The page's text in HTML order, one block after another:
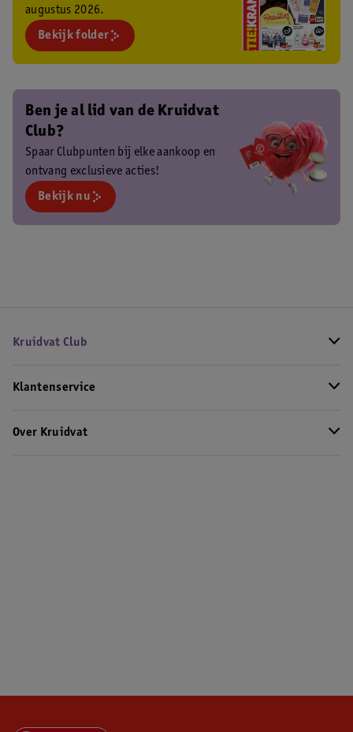
augustus 2026.
Bekijk folder
Ben je al lid van de Kruidvat
Club?
Spaar Clubpunten bij elke aankoop en
ontvang exclusieve acties!
Bekijk nu
Kruidvat Club
Klantenservice
Over Kruidvat